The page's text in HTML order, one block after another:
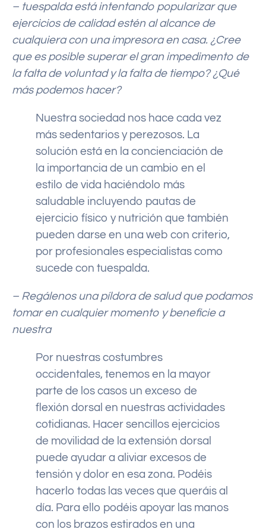
– tuespalda está intentando popularizar que
ejercicios de calidad estén al alcance de
cualquiera con una impresora en casa. ¿Cree
que es posible superar el gran impedimento de
la falta de voluntad y la falta de tiempo? ¿Qué
más podemos hacer?
Nuestra sociedad nos hace cada vez
más sedentarios y perezosos. La
solución está en la concienciación de
la importancia de un cambio en el
estilo de vida haciéndolo más
saludable incluyendo pautas de
ejercicio físico y nutrición que también
pueden darse en una web con criterio,
por profesionales especialistas como
sucede con tuespalda.
– Regálenos una píldora de salud que podamos
tomar en cualquier momento y beneficie a
nuestra
Por nuestras costumbres
occidentales, tenemos en la mayor
parte de los casos un exceso de
flexión dorsal en nuestras actividades
cotidianas. Hacer sencillos ejercicios
de movilidad de la extensión dorsal
puede ayudar a aliviar excesos de
tensión y dolor en esa zona. Podéis
hacerlo todas las veces que queráis al
día. Para ello podéis apoyar las manos
con los brazos estirados en una